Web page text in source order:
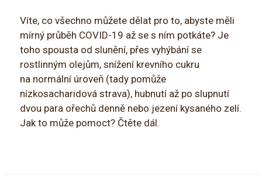
Víte, co všechno můžete dělat pro to, abyste měli
mírný průběh COVID-19 až se s ním potkáte? Je
toho spousta od slunění, přes vyhýbání se
rostlinným olejům, snížení krevního cukru
na normální úroveň (tady pomůže
nízkosacharidová strava), hubnutí až po slupnutí
dvou para ořechů denně nebo jezení kysaného zelí.
Jak to může pomoct? Čtěte dál.